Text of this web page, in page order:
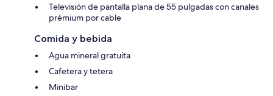
Televisión de pantalla plana de 55 pulgadas con canales
prémium por cable
Comida y bebida
Agua mineral gratuita
Cafetera y tetera
Minibar